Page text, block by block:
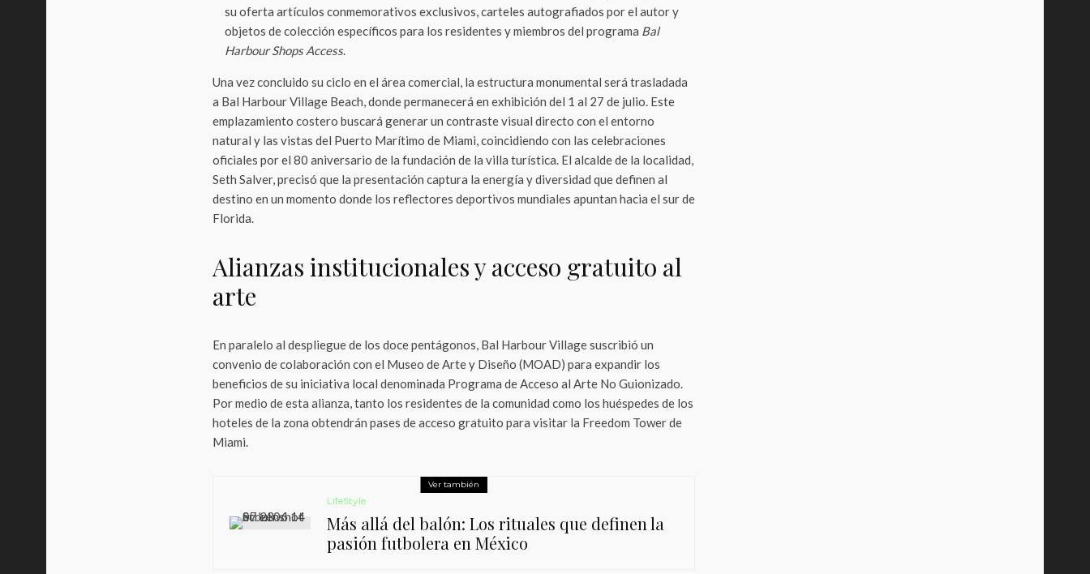
su oferta artículos conmemorativos exclusivos, carteles autografiados por el autor y
objetos de colección específicos para los residentes y miembros del programa Bal
Harbour Shops Access.
Una vez concluido su ciclo en el área comercial, la estructura monumental será trasladada
a Bal Harbour Village Beach, donde permanecerá en exhibición del 1 al 27 de julio. Este
emplazamiento costero buscará generar un contraste visual directo con el entorno
natural y las vistas del Puerto Marítimo de Miami, coincidiendo con las celebraciones
oficiales por el 80 aniversario de la fundación de la villa turística. El alcalde de la localidad,
Seth Salver, precisó que la presentación captura la energía y diversidad que definen al
destino en un momento donde los reflectores deportivos mundiales apuntan hacia el sur de
Florida.
Alianzas institucionales y acceso gratuito al
arte
En paralelo al despliegue de los doce pentágonos, Bal Harbour Village suscribió un
convenio de colaboración con el Museo de Arte y Diseño (MOAD) para expandir los
beneficios de su iniciativa local denominada Programa de Acceso al Arte No Guionizado.
Por medio de esta alianza, tanto los residentes de la comunidad como los huéspedes de los
hoteles de la zona obtendrán pases de acceso gratuito para visitar la Freedom Tower de
Miami.
Ver también
LifeStyle
Más allá del balón: Los rituales que definen la
pasión futbolera en México